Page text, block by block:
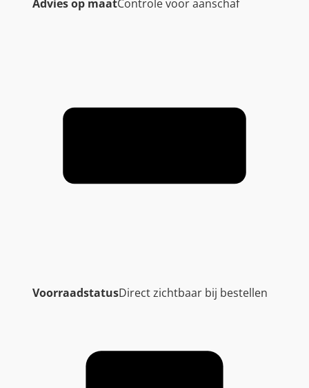
Advies op maatControle voor aanschaf
VoorraadstatusDirect zichtbaar bij bestellen